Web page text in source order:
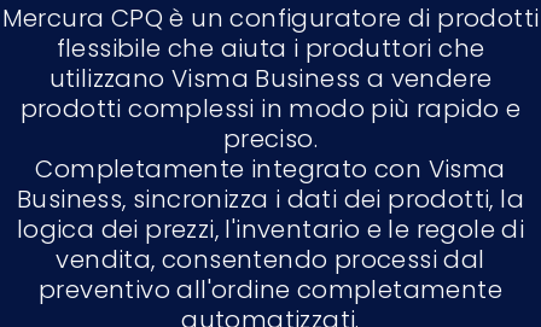
Mercura CPQ è un configuratore di prodotti
flessibile che aiuta i produttori che
utilizzano Visma Business a vendere
prodotti complessi in modo più rapido e
preciso.
Completamente integrato con Visma
Business, sincronizza i dati dei prodotti, la
logica dei prezzi, l'inventario e le regole di
vendita, consentendo processi dal
preventivo all'ordine completamente
automatizzati.